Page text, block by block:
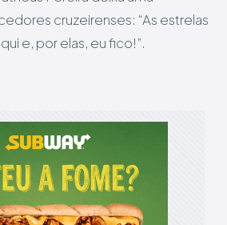
cruzeirenses: “As estrelas
e, por elas, eu fico!”.